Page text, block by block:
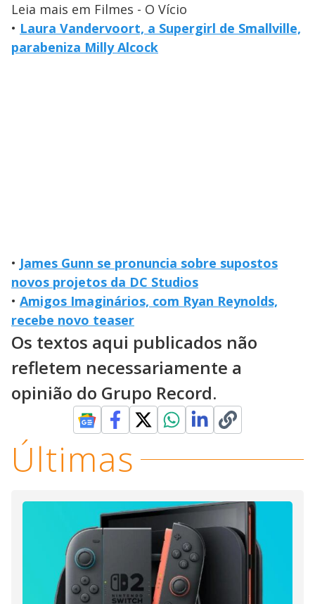
Leia mais em Filmes - O Vício
• Laura Vandervoort, a Supergirl de Smallville,
parabeniza Milly Alcock
• James Gunn se pronuncia sobre supostos
novos projetos da DC Studios
• Amigos Imaginários, com Ryan Reynolds,
recebe novo teaser
Os textos aqui publicados não
refletem necessariamente a
opinião do Grupo Record.
Últimas